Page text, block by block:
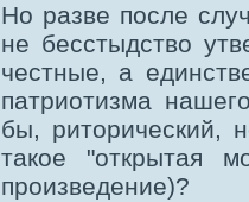
Но разве после
не бесстыдство
честные, а
патриотизма
бы, риторический,
такое "открытая
произведение)?